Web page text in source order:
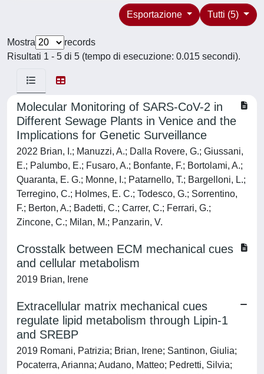
Tutti (5)
Esportazione
Mostra
records
Risultati 1 - 5 di 5 (tempo di esecuzione: 0.015 secondi).
Molecular Monitoring of SARS-CoV-2 in
Different Sewage Plants in Venice and the
Implications for Genetic Surveillance
2022 Brian, I.; Manuzzi, A.; Dalla Rovere, G.; Giussani,
E.; Palumbo, E.; Fusaro, A.; Bonfante, F.; Bortolami, A.;
Quaranta, E. G.; Monne, I.; Patarnello, T.; Bargelloni, L.;
Terregino, C.; Holmes, E. C.; Todesco, G.; Sorrentino,
F.; Berton, A.; Badetti, C.; Carrer, C.; Ferrari, G.;
Zincone, C.; Milan, M.; Panzarin, V.
Crosstalk between ECM mechanical cues
and cellular metabolism
2019 Brian, Irene
Extracellular matrix mechanical cues
regulate lipid metabolism through Lipin-1
and SREBP
2019 Romani, Patrizia; Brian, Irene; Santinon, Giulia;
Pocaterra, Arianna; Audano, Matteo; Pedretti, Silvia;